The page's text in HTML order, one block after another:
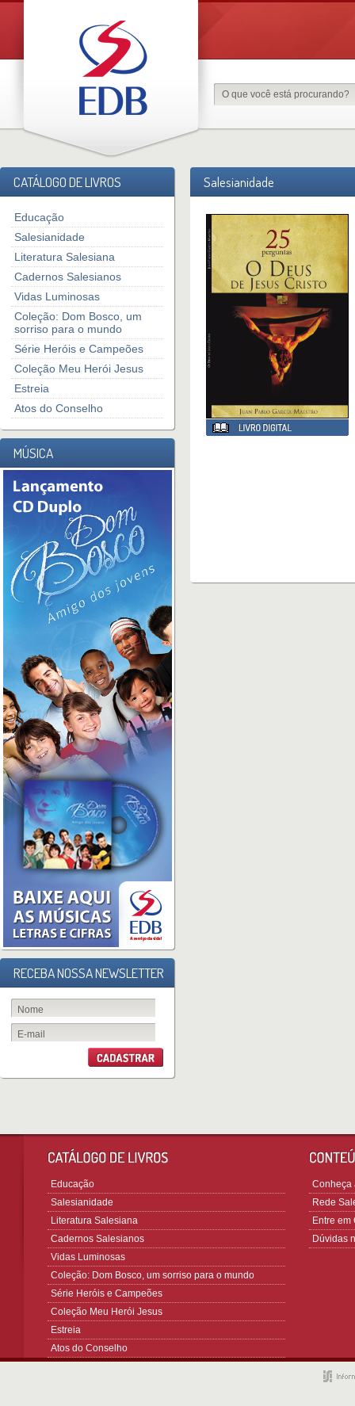
CATÁLOGO DE LIVROS
Educação
Salesianidade
Literatura Salesiana
Cadernos Salesianos
Vidas Luminosas
Coleção: Dom Bosco, um
sorriso para o mundo
Série Heróis e Campeões
Coleção Meu Herói Jesus
Estreia
Atos do Conselho
MÚSICA
RECEBA NOSSA NEWSLETTER
Salesianidade
Educação
Salesianidade
Literatura Salesiana
Cadernos Salesianos
Vidas Luminosas
Coleção: Dom Bosco, um sorriso para o mundo
Série Heróis e Campeões
Coleção Meu Herói Jesus
Estreia
Atos do Conselho
Conheça
Rede
Entre em
Dúvidas